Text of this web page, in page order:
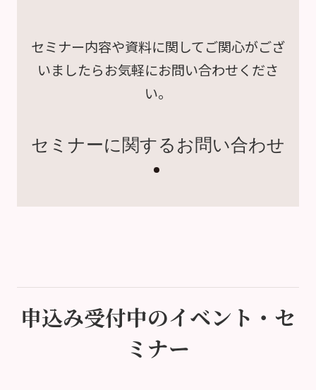
セミナー内容や資料に関してご関心がござ
いましたらお気軽にお問い合わせくださ
い。
セミナーに関するお問い合わせ
申込み受付中のイベント・セ
ミナー